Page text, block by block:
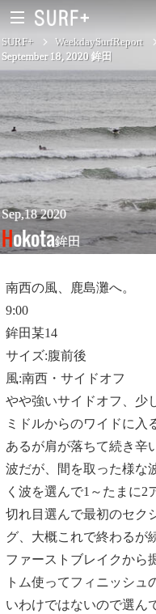
South Ibaraki
North Chiba
South Chiba
Unusually
Video Logs
SURF+ WeekdaySurfReport
September 18, 2020 鉾田
Sep,18 2020
Hokota鉾田
南西の風、鹿島灘へ。
9:00
鉾田某14
サイズ:腹前後
風:南西・サイドオフ
やや強いサイドオフ、少
ミドルからのワイドに入
あるが肩が落ちて続き辛
波だが、間を取った様な
く波を選んで1～たまに2
切れ目選んで最初のセク
グ、大概これで終わるが
ファーストブレイクから
トム使ってフィニッシュ
いわけではないので選ん